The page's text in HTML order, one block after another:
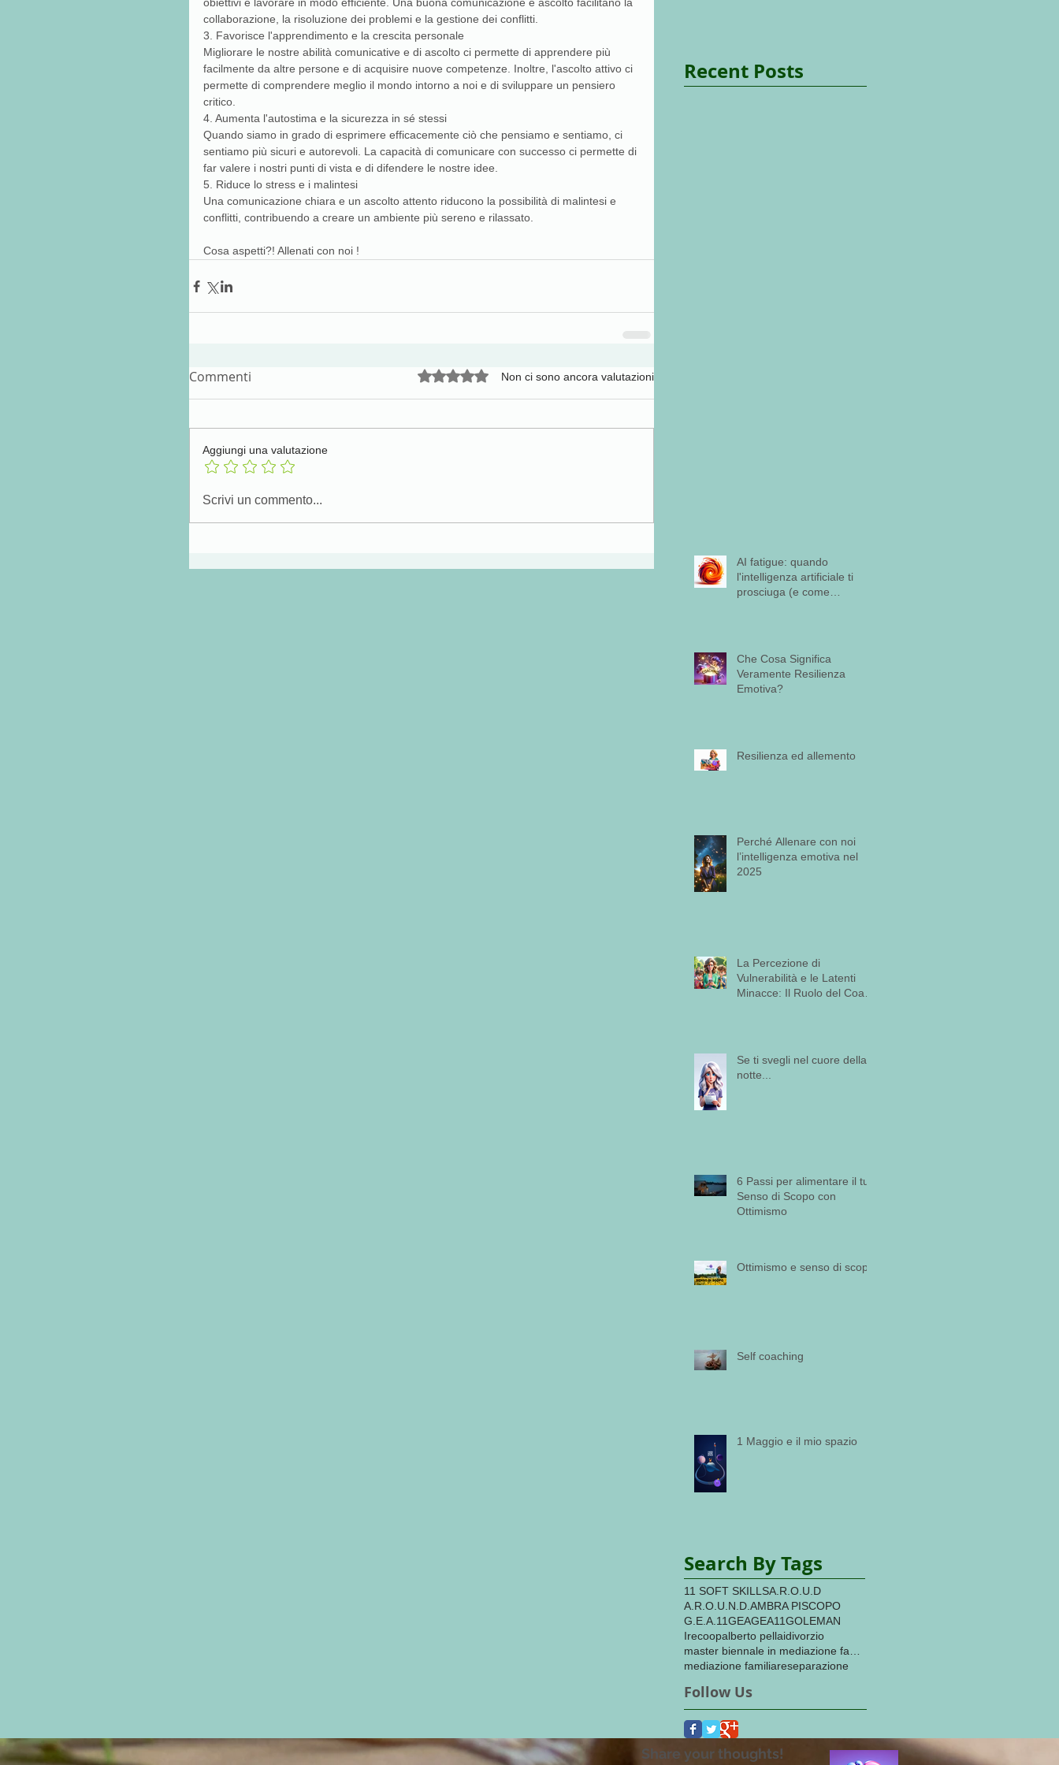
collaborazione, la risoluzione dei problemi e la gestione dei conflitti.
3. Favorisce l'apprendimento e la crescita personale
Migliorare le nostre abilità comunicative e di ascolto ci permette di apprendere più
facilmente da altre persone e di acquisire nuove competenze. Inoltre, l'ascolto attivo ci
permette di comprendere meglio il mondo intorno a noi e di sviluppare un pensiero
critico.
4. Aumenta l'autostima e la sicurezza in sé stessi
Quando siamo in grado di esprimere efficacemente ciò che pensiamo e sentiamo, ci
sentiamo più sicuri e autorevoli. La capacità di comunicare con successo ci permette di
far valere i nostri punti di vista e di difendere le nostre idee.
5. Riduce lo stress e i malintesi
Una comunicazione chiara e un ascolto attento riducono la possibilità di malintesi e
conflitti, contribuendo a creare un ambiente più sereno e rilassato.
Cosa aspetti?! Allenati con noi !
Commenti Valutazione 0 stelle su 5.Non ci sono ancora valutazioni
Aggiungi una valutazione
Scrivi un commento...
Recent Posts
AI fatigue: quando
l'intelligenza artificiale ti
prosciuga (e come
Che Cosa Significa
Veramente Resilienza
Emotiva?
Resilienza ed allemento
Perché Allenare con noi
l’intelligenza emotiva nel
2025
La Percezione di
Vulnerabilità e le Latenti
Minacce: Il Ruolo del Coach
Se ti svegli nel cuore della
notte...
6 Passi per alimentare il tuo
Senso di Scopo con
Ottimismo
Ottimismo e senso di scopo
Self coaching
1 Maggio e il mio spazio
Search By Tags
11 SOFT SKILLSA.R.O.U.D
A.R.O.U.N.D. AMBRA PISCOPO
G.E.A.11GEAGEA11GOLEMAN
Irecoopalberto pellaidivorzio
mediazione familiareseparazione
Follow Us
Share your thoughts!